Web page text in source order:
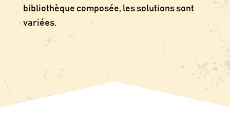
bibliothèque composée, les solutions sont
variées.